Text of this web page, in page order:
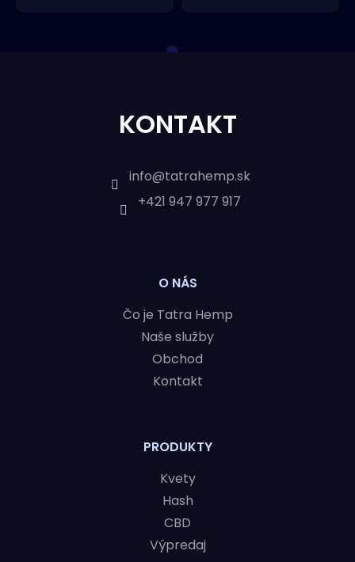
R
K
Y
V
Ý
S
U
KONTAKT
info@tatrahemp.sk
+421 947 977 917
O NÁS
Čo je Tatra Hemp
Naše služby
Obchod
Kontakt
PRODUKTY
Kvety
Hash
CBD
Výpredaj